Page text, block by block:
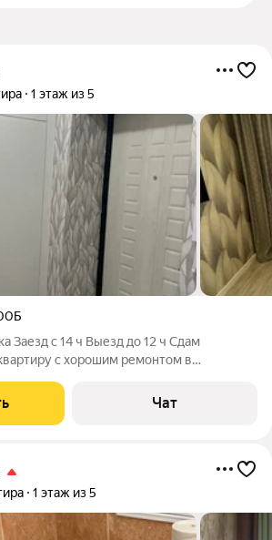
1 этаж из 5
Заезд с 14 ч Выезд до 12 ч Сдам
с хорошим ремонтом в
скинуть ещё фото/видео. Дом не новый ,
В шаговой
Чат
1 этаж из 5